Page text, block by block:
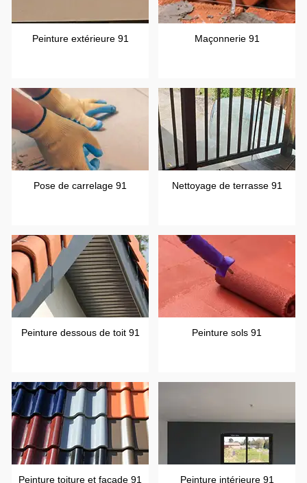
Peinture extérieure 91 Maçonnerie 91
Pose de carrelage 91 Nettoyage de terrasse 91
Peinture dessous de toit 91 Peinture sols 91
Peinture toiture et façade 91 Peinture intérieure 91